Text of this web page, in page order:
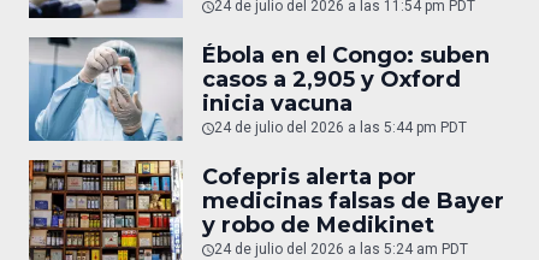
24 de julio del 2026 a las 11:54 pm PDT
Ébola en el Congo: suben
casos a 2,905 y Oxford
inicia vacuna
24 de julio del 2026 a las 5:44 pm PDT
Cofepris alerta por
medicinas falsas de Bayer
y robo de Medikinet
24 de julio del 2026 a las 5:24 am PDT